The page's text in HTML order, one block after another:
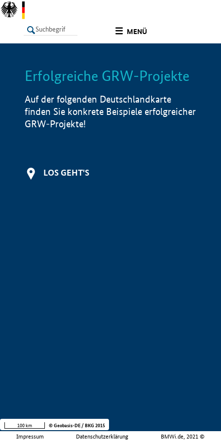
MENÜ
LISTE Info
Erfolgreiche GRW-Projekte
Auf der folgenden Deutschlandkarte
finden Sie konkrete Beispiele erfolgreicher
GRW-Projekte!
LOS GEHT'S
Impressum Datenschutzerklärung BMWi.de, 2021 ©
100 km © Geobasis-DE / BKG 2015